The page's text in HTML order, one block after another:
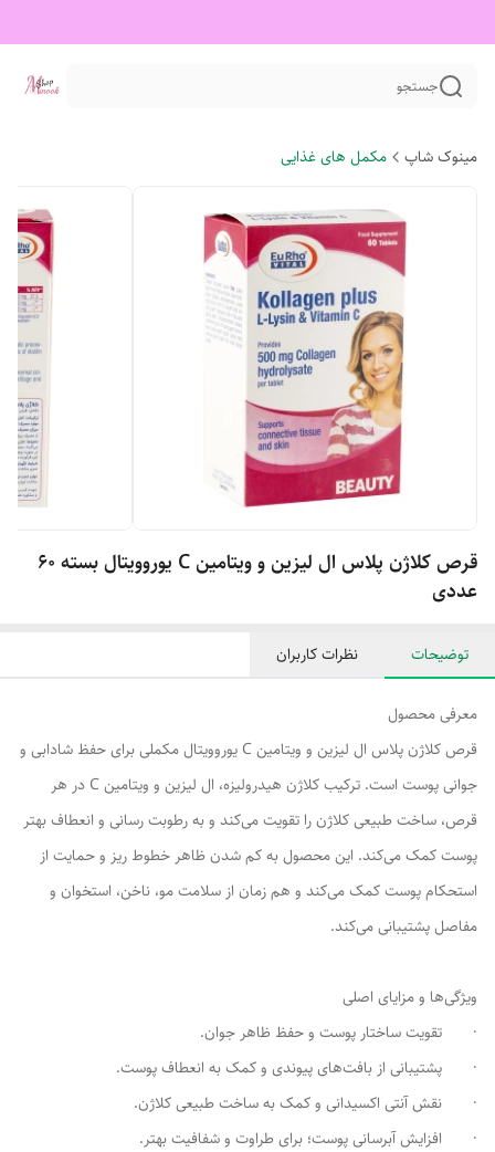
جستجو
مینوک شاپ مکمل های غذایی
قرص کلاژن پلاس ال لیزین و ویتامین C یوروویتال بسته 60
عددی
توضیحات نظرات کاربران
معرفی محصول
قرص کلاژن پلاس ال لیزین و ویتامین C یوروویتال مکملی برای حفظ شادابی و
جوانی پوست است. ترکیب کلاژن هیدرولیزه، ال لیزین و ویتامین C در هر
قرص، ساخت طبیعی کلاژن را تقویت می‌کند و به رطوبت رسانی و انعطاف بهتر
پوست کمک می‌کند. این محصول به کم شدن ظاهر خطوط ریز و حمایت از
استحکام پوست کمک می‌کند و هم زمان از سلامت مو، ناخن، استخوان و
مفاصل پشتیبانی می‌کند.
ویژگی‌ها و مزایای اصلی
· تقویت ساختار پوست و حفظ ظاهر جوان.
· پشتیبانی از بافت‌های پیوندی و کمک به انعطاف پوست.
· نقش آنتی اکسیدانی و کمک به ساخت طبیعی کلاژن.
· افزایش آبرسانی پوست؛ برای طراوت و شفافیت بهتر.